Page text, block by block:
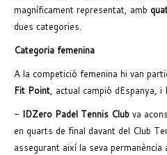
magníficament representat, amb
dues categories.
Categoria femenina
A la competició femenina hi van
Fit Point , actual campió dEspanya, i
- IDZero Padel Tennis Club va
en quarts de final davant del Club
assegurant així la seva permanència